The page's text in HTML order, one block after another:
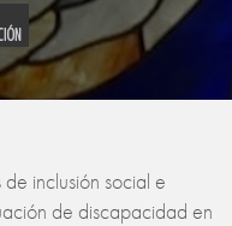
inclusión social e
de discapacidad en